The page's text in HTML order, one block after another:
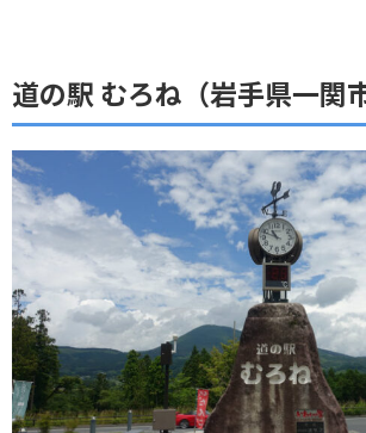
道の駅 むろね（岩手県一関市